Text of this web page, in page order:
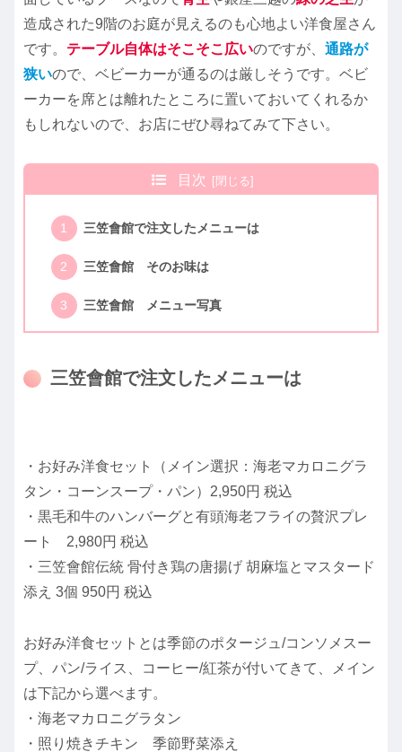
造成された9階のお庭が見えるのも心地よい洋食屋さん
です。 テーブル自体はそこそこ広いのですが、 通路が
狭いので、ベビーカーが通るのは厳しそうです。ベビ
ーカーを席とは離れたところに置いておいてくれるか
もしれないので、お店にぜひ尋ねてみて下さい。
目次
三笠會館で注文したメニューは
三笠會館 そのお味は
三笠會館 メニュー写真
三笠會館で注文したメニューは
・お好み洋食セット（メイン選択：海老マカロニグラ
タン・コーンスープ・パン）2,950円 税込
・黒毛和牛のハンバーグと有頭海老フライの贅沢プレ
ート 2,980円 税込
・三笠會館伝統 骨付き鶏の唐揚げ 胡麻塩とマスタード
添え 3個 950円 税込
お好み洋食セットとは季節のポタージュ/コンソメスー
プ、パン/ライス、コーヒー/紅茶が付いてきて、メイン
は下記から選べます。
・海老マカロニグラタン
・照り焼きチキン 季節野菜添え